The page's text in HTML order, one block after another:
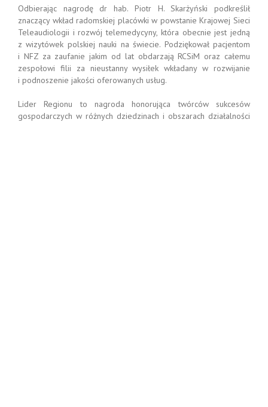
Odbierając nagrodę dr hab. Piotr H. Skarżyński podkreślił
znaczący wkład radomskiej placówki w powstanie Krajowej Sieci
Teleaudiologii i rozwój telemedycyny, która obecnie jest jedną
z wizytówek polskiej nauki na świecie. Podziękował pacjentom
i NFZ za zaufanie jakim od lat obdarzają RCSiM oraz całemu
zespołowi filii za nieustanny wysiłek wkładany w rozwijanie
i podnoszenie jakości oferowanych usług.
Lider Regionu to nagroda honorująca twórców sukcesów
gospodarczych w różnych dziedzinach i obszarach działalności